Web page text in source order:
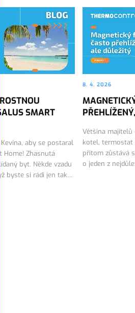
SMART
aby se postaral
Home! Zhasnutá
byt. Někde vzadu
byste si rádi jen tak
8. 4. 2026
Většina
kotel, termostat
přitom zůstává
o jeden z